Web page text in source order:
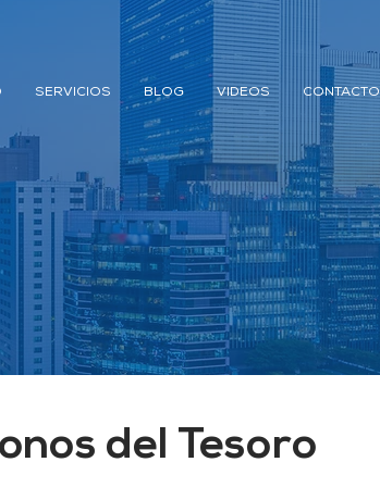
SERVICIOS BLOG VIDEOS CONTACTO
del Tesoro